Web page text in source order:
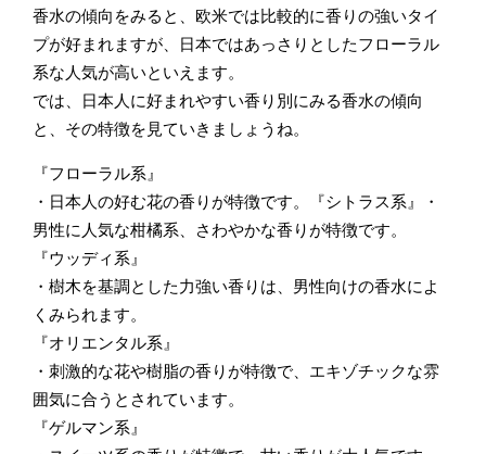
香水の傾向をみると、欧米では比較的に香りの強いタイ
プが好まれますが、日本ではあっさりとしたフローラル
系な人気が高いといえます。
では、日本人に好まれやすい香り別にみる香水の傾向
と、その特徴を見ていきましょうね。
『フローラル系』
・日本人の好む花の香りが特徴です。『シトラス系』・
男性に人気な柑橘系、さわやかな香りが特徴です。
『ウッディ系』
・樹木を基調とした力強い香りは、男性向けの香水によ
くみられます。
『オリエンタル系』
・刺激的な花や樹脂の香りが特徴で、エキゾチックな雰
囲気に合うとされています。
『ゲルマン系』